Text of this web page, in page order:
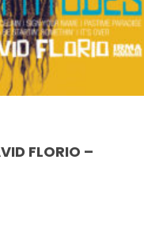
FLORIO –